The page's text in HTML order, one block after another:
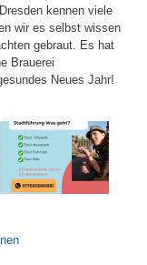
kennen viele
wir es selbst wissen
gebraut. Es hat
Brauerei
Neues Jahr!